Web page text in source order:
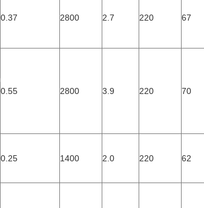
0.37 2800 2.7 220 67
0.55 2800 3.9 220 70
0.25 1400 2.0 220 62